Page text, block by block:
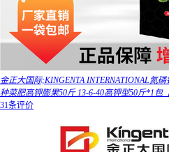
金正大国际;KINGENTA INTERNATIONAL氮
种菜肥高钾膨果50斤 13-6-40高钾型50斤*1包
31条评价